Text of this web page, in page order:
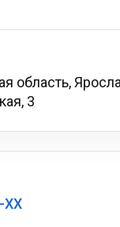
область,
3
XX